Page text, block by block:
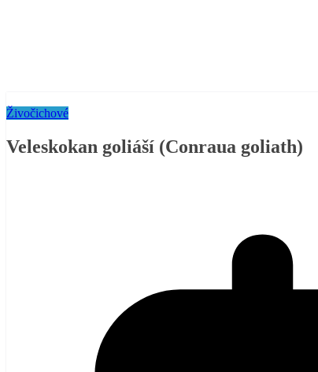
Živočichové
Veleskokan goliáší (Conraua goliath)